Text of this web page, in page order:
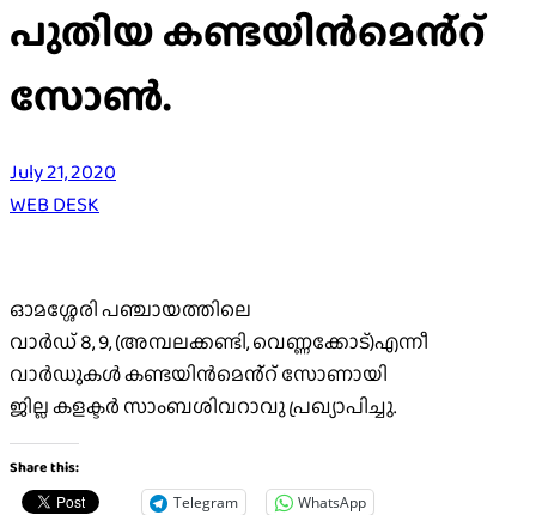
പുതിയ കണ്ടയിൻമെൻ്റ്
സോൺ.
July 21, 2020
WEB DESK
ഓമശ്ശേരി പഞ്ചായത്തിലെ
വാർഡ് 8, 9, (അമ്പലക്കണ്ടി, വെണ്ണക്കോട്)എന്നീ
വാർഡുകൾ കണ്ടയിൻമെൻ്റ് സോണായി
ജില്ല കളക്ടർ സാംബശിവറാവു പ്രഖ്യാപിച്ചു.
Share this:
Telegram WhatsApp